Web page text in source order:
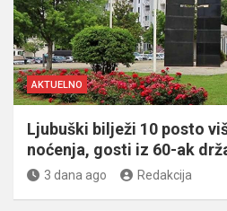
AKTUELNO
Ljubuški bilježi 10 posto
noćenja, gosti iz 60-ak
3 dana ago Redakcija